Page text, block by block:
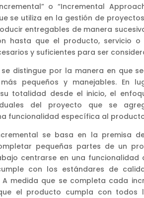
o “Incremental
se utiliza en la gestión de
entregables de manera
hasta que el producto, servicio
y suficientes para ser
se distingue por la manera en que
más pequeños y manejables. En
totalidad desde el inicio, el
del proyecto que se
funcionalidad específica al
se basa en la premisa
pequeñas partes de un
centrarse en una funcionalidad
con los estándares de
A medida que se completa cada
el producto cumpla con todos